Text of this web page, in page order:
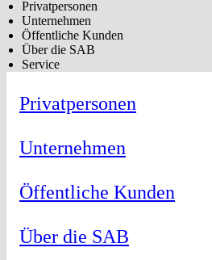
Privatpersonen
Unternehmen
Öffentliche Kunden
Über die SAB
Service
Privatpersonen
Unternehmen
Öffentliche Kunden
Über die SAB